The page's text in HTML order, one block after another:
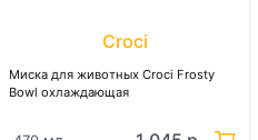
Croci
Миска для животных Сroci Frosty
Bowl охлаждающая